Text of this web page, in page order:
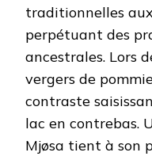
traditionnelles
perpétuant des
ancestrales. Lors
vergers de
contraste
lac en contrebas.
Mjøsa tient à son